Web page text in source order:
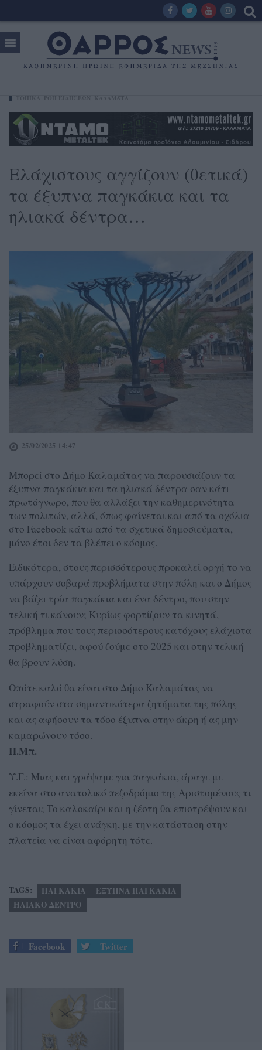
Ελάχιστους αγγίζουν (θετικά)
τα έξυπνα παγκάκια και τα
ηλιακά δέντρα…
25/02/2025 14:47
Μπορεί στο Δήμο Καλαμάτας να παρουσιάζουν τα
έξυπνα παγκάκια και τα ηλιακά δέντρα σαν κάτι
πρωτόγνωρο, που θα αλλάξει την καθημερινότητα
των πολιτών, αλλά, όπως φαίνεται και από τα σχόλια
στο Facebook κάτω από τα σχετικά δημοσιεύματα,
μόνο έτσι δεν τα βλέπει ο κόσμος.
Ειδικότερα, στους περισσότερους προκαλεί οργή το να
υπάρχουν σοβαρά προβλήματα στην πόλη και ο Δήμος
να βάζει τρία παγκάκια και ένα δέντρο, που στην
τελική τι κάνουν; Κυρίως φορτίζουν τα κινητά,
πρόβλημα που τους περισσότερους κατόχους ελάχιστα
προβληματίζει, αφού ζούμε στο 2025 και στην τελική
θα βρουν λύση.
Οπότε καλό θα είναι στο Δήμο Καλαμάτας να
στραφούν στα σημαντικότερα ζητήματα της πόλης
και ας αφήσουν τα τόσο έξυπνα στην άκρη ή ας μην
καμαρώνουν τόσο.
Π.Μπ.
Υ.Γ.: Μιας και γράψαμε για παγκάκια, άραγε με
εκείνα στο ανατολικό πεζοδρόμιο της Αριστομένους τι
γίνεται; Το καλοκαίρι και η ζέστη θα επιστρέψουν και
ο κόσμος τα έχει ανάγκη, με την κατάσταση στην
πλατεία να είναι αφόρητη τότε.
TAGS: ΠΑΓΚΑΚΙΑ
ΕΞΥΠΝΑ ΠΑΓΚΑΚΙΑ
ΗΛΙΑΚΟ ΔΕΝΤΡΟ
Facebook Twitter